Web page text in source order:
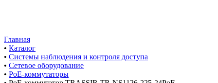
Главная
• Каталог
• Системы наблюдения и контроля доступа
• Сетевое оборудование
• PoE-коммутаторы